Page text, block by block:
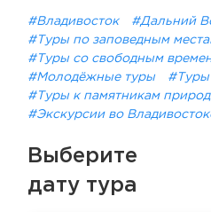
#Владивосток
#Дальний
#Туры по заповедным
#Туры со свободным
#Молодёжные туры
#Туры
#Туры к памятникам
#Экскурсии во
Выберите
дату тура